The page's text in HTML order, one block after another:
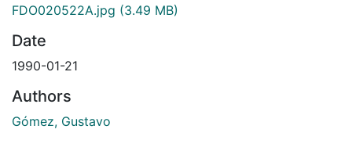
FDO020522A.jpg (3.49 MB)
Date
1990-01-21
Authors
Gómez, Gustavo